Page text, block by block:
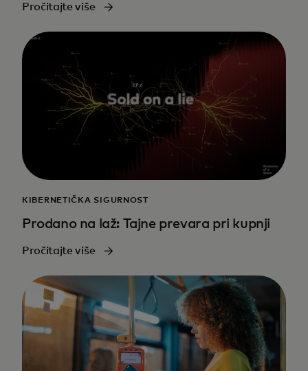
Pročitajte više
KIBERNETIČKA SIGURNOST
Prodano na laž: Tajne prevara pri kupnji
Pročitajte više